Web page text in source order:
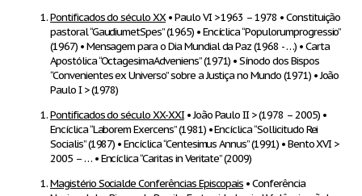
Pontificados do século XX• Paulo VI > 1963 – 1978 • Constituição
pastoral “GaudiumetSpes” (1965) • Encíclica “Populorumprogressio”
(1967) • Mensagem para o Dia Mundial da Paz (1968 - …) • Carta
Apostólica “OctagesimaAdveniens” (1971) • Sínodo dos Bispos
“Convenientes ex Universo” sobre a Justiça no Mundo (1971) • João
Paulo I > (1978)
Pontificados do século XX-XXI• João Paulo II > (1978 – 2005) •
Encíclica “Laborem Exercens” (1981) • Encíclica “Sollicitudo Rei
Socialis” (1987) • Encíclica “Centesimus Annus” (1991) • Bento XVI >
2005 – … • Encíclica “Caritas in Veritate” (2009)
Magistério Socialde Conferências Episcopais • Conferência